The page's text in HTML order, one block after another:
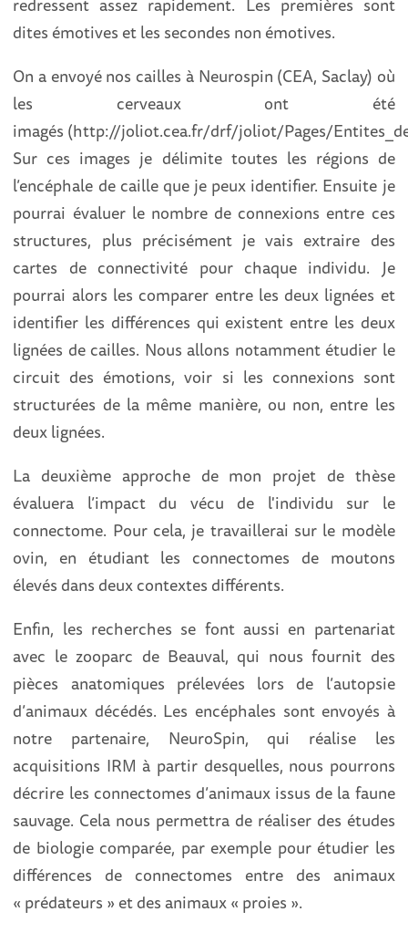
dites émotives et les secondes non émotives.
On a envoyé nos cailles à Neurospin (CEA, Saclay) où
les cerveaux ont été
imagés (http://joliot.cea.fr/drf/joliot/Pages/
Sur ces images je délimite toutes les régions de
l’encéphale de caille que je peux identifier. Ensuite je
pourrai évaluer le nombre de connexions entre ces
structures, plus précisément je vais extraire des
cartes de connectivité pour chaque individu. Je
pourrai alors les comparer entre les deux lignées et
identifier les différences qui existent entre les deux
lignées de cailles. Nous allons notamment étudier le
circuit des émotions, voir si les connexions sont
structurées de la même manière, ou non, entre les
deux lignées.
La deuxième approche de mon projet de thèse
évaluera l’impact du vécu de l'individu sur le
connectome. Pour cela, je travaillerai sur le modèle
ovin, en étudiant les connectomes de moutons
élevés dans deux contextes différents.
Enfin, les recherches se font aussi en partenariat
avec le zooparc de Beauval, qui nous fournit des
pièces anatomiques prélevées lors de l’autopsie
d’animaux décédés. Les encéphales sont envoyés à
notre partenaire, NeuroSpin, qui réalise les
acquisitions IRM à partir desquelles, nous pourrons
décrire les connectomes d’animaux issus de la faune
sauvage. Cela nous permettra de réaliser des études
de biologie comparée, par exemple pour étudier les
différences de connectomes entre des animaux
« prédateurs » et des animaux « proies ».